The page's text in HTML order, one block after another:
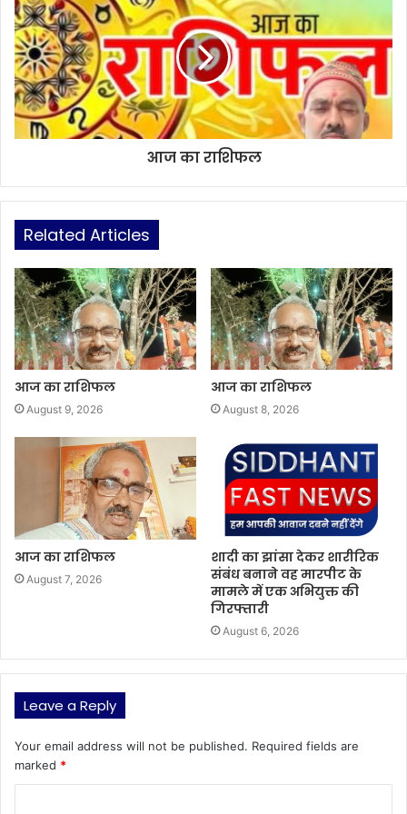
आज का राशिफल
Related Articles
आज का राशिफल
August 9, 2026
आज का राशिफल
August 8, 2026
आज का राशिफल
August 7, 2026
शादी का झांसा देकर शारीरिक
संबंध बनाने वह मारपीट के
मामले में एक अभियुक्त की
गिरफ्तारी
August 6, 2026
Leave a Reply
Your email address will not be published. Required fields are
marked *